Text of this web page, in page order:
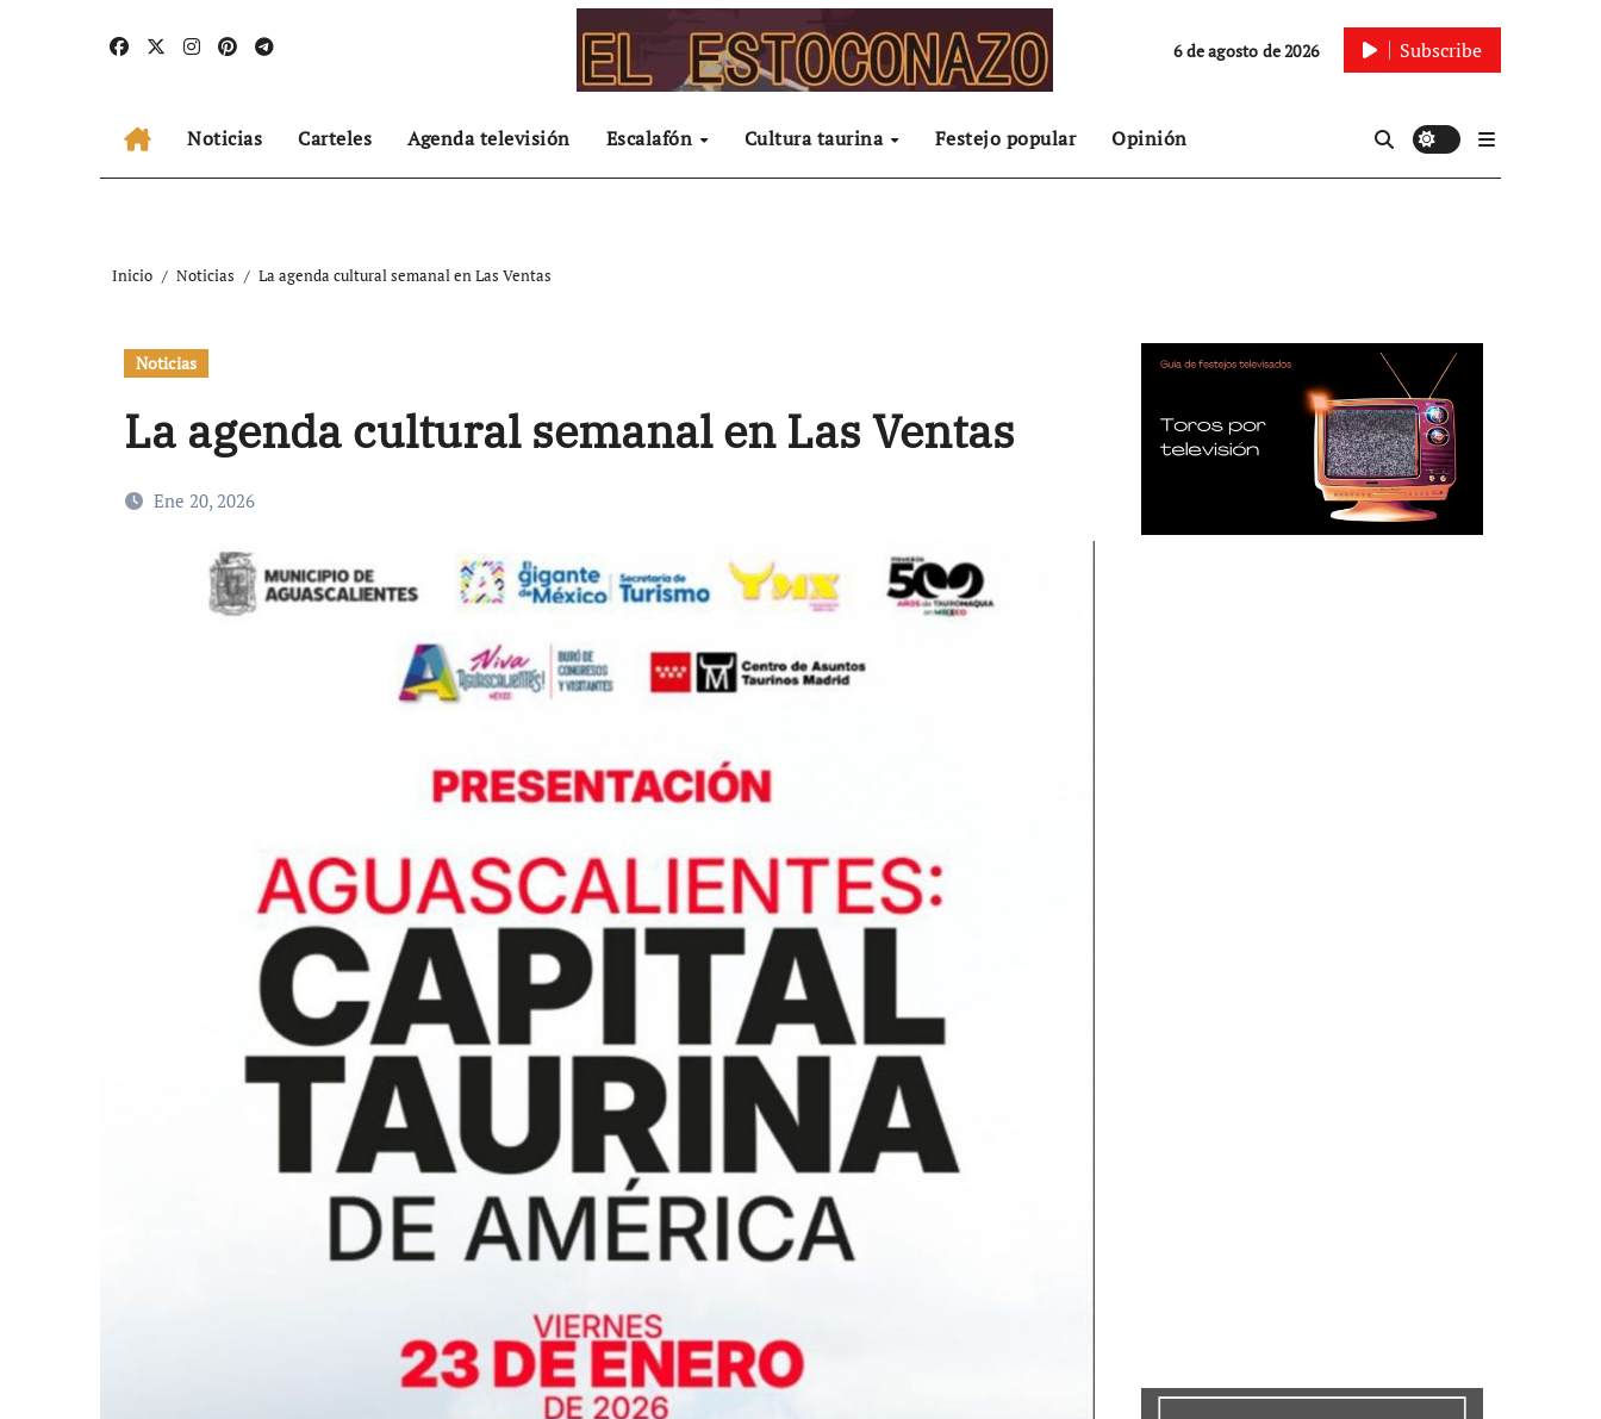
6 de agosto de 2026 Subscribe
Noticias Carteles Agenda televisión Escalafón Cultura taurina Festejo popular Opinión
Inicio Noticias La agenda cultural semanal en Las Ventas
Noticias
La agenda cultural semanal en Las Ventas
Ene 20, 2026